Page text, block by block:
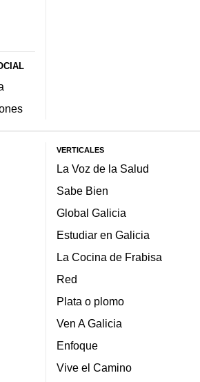
VERTICALES
La Voz de la Salud
Sabe Bien
Global Galicia
Estudiar en Galicia
La Cocina de Frabisa
Red
Plata o plomo
Ven A Galicia
Enfoque
Vive el Camino